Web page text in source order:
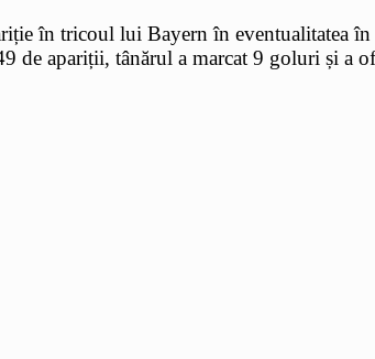
în tricoul lui Bayern în eventualitatea
de apariții, tânărul a marcat 9 goluri și a